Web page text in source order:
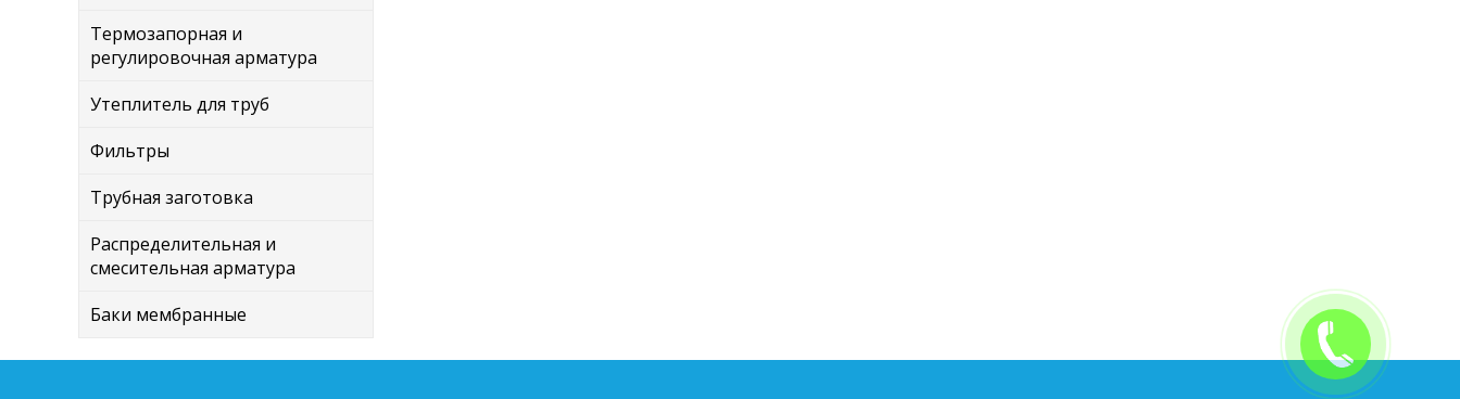
Термозапорная и
регулировочная арматура
Утеплитель для труб
Фильтры
Трубная заготовка
Распределительная и
смесительная арматура
Баки мембранные